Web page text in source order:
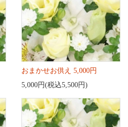
おまかせお供え 5,000円
5,000円(税込5,500円)